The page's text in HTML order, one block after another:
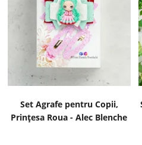
Set Agrafe pentru Copii,
Prințesa Roua - Alec Blenche